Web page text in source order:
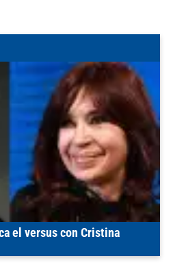
el versus con Cristina